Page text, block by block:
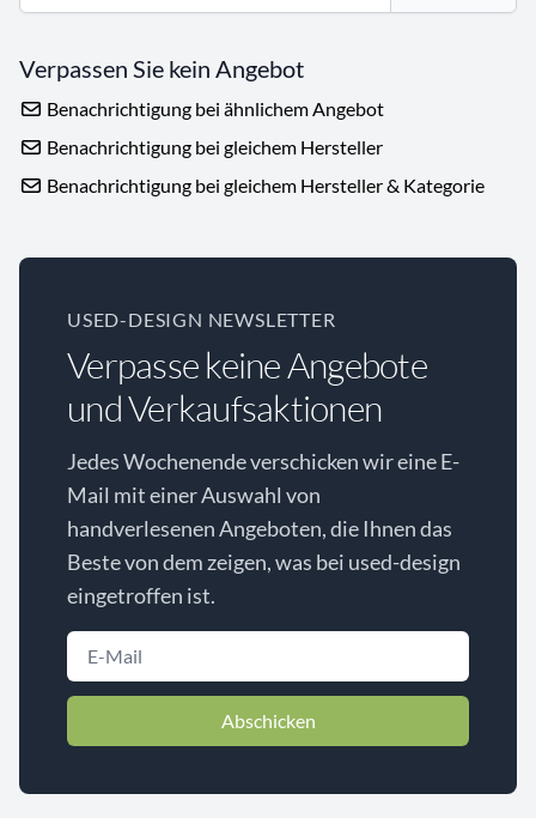
Verpassen Sie kein Angebot
Benachrichtigung bei ähnlichem Angebot
Benachrichtigung bei gleichem Hersteller
Benachrichtigung bei gleichem Hersteller & Kategorie
USED-DESIGN NEWSLETTER
Verpasse keine Angebote
und Verkaufsaktionen
Jedes Wochenende verschicken wir eine E-
Mail mit einer Auswahl von
handverlesenen Angeboten, die Ihnen das
Beste von dem zeigen, was bei used-design
eingetroffen ist.
Abschicken